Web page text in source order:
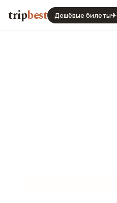
tripbest Дешёвые билеты✈